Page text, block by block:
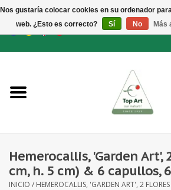
GBP/CHF /BGN/
NUEVO
Flores artificiales
Hemerocallis, 'Garden Art',
cm, h. 5 cm) & 6 capullos,
INICIO / HEMEROCALLIS, 'GARDEN ART', 2
Nos gustaría colocar cookies en su ordenador
web. ¿Esto es correcto?
Sí No Más